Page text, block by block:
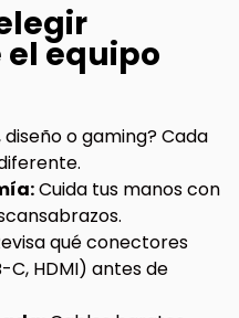
equipo
diseño o gaming? Cada
Cuida tus manos con
qué conectores
C, HDMI) antes de